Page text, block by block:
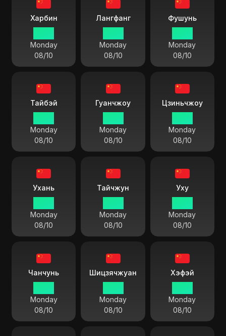
Харбин
Monday
08/10
Лангфанг
Monday
08/10
Фушунь
Monday
08/10
Тайбэй
Monday
08/10
Гуанчжоу
Monday
08/10
Цзиньчжоу
Monday
08/10
Ухань
Monday
08/10
Тайчжун
Monday
08/10
Уху
Monday
08/10
Чанчунь
Monday
08/10
Шицзячжуан
Monday
08/10
Хэфэй
Monday
08/10